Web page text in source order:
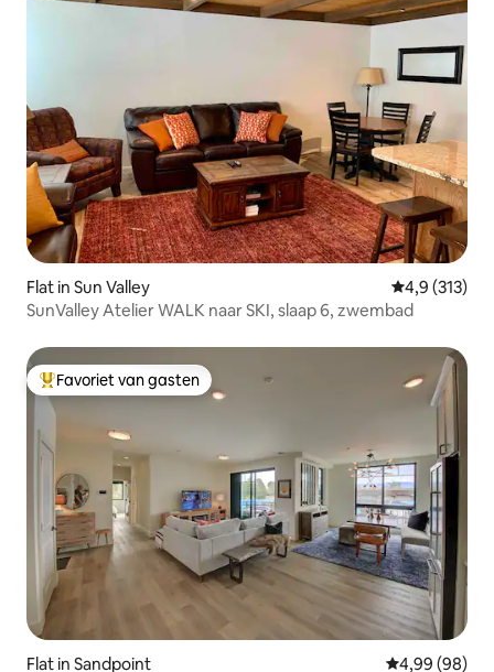
Flat in Sun Valley Gemiddelde
4,9 (313)
SunValley Atelier WALK naar SKI, slaap 6, zwembad
Topfavoriet van gasten
Favoriet van gasten
Flat in Sandpoint Gemiddelde
4,99 (98)